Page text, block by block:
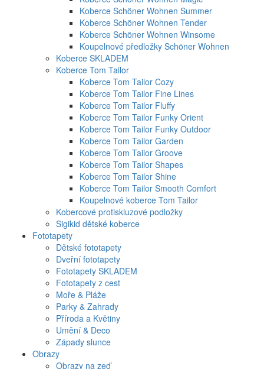
Koberce Schöner Wohnen Summer
Koberce Schöner Wohnen Tender
Koberce Schöner Wohnen Winsome
Koupelnové předložky Schöner Wohnen
Koberce SKLADEM
Koberce Tom Tailor
Koberce Tom Tailor Cozy
Koberce Tom Tailor Fine Lines
Koberce Tom Tailor Fluffy
Koberce Tom Tailor Funky Orient
Koberce Tom Tailor Funky Outdoor
Koberce Tom Tailor Garden
Koberce Tom Tailor Groove
Koberce Tom Tailor Shapes
Koberce Tom Tailor Shine
Koberce Tom Tailor Smooth Comfort
Koupelnové koberce Tom Tailor
Kobercové protiskluzové podložky
Sigikid dětské koberce
Fototapety
Dětské fototapety
Dveřní fototapety
Fototapety SKLADEM
Fototapety z cest
Moře & Pláže
Parky & Zahrady
Příroda a Květiny
Umění & Deco
Západy slunce
Obrazy
Obrazy na zeď